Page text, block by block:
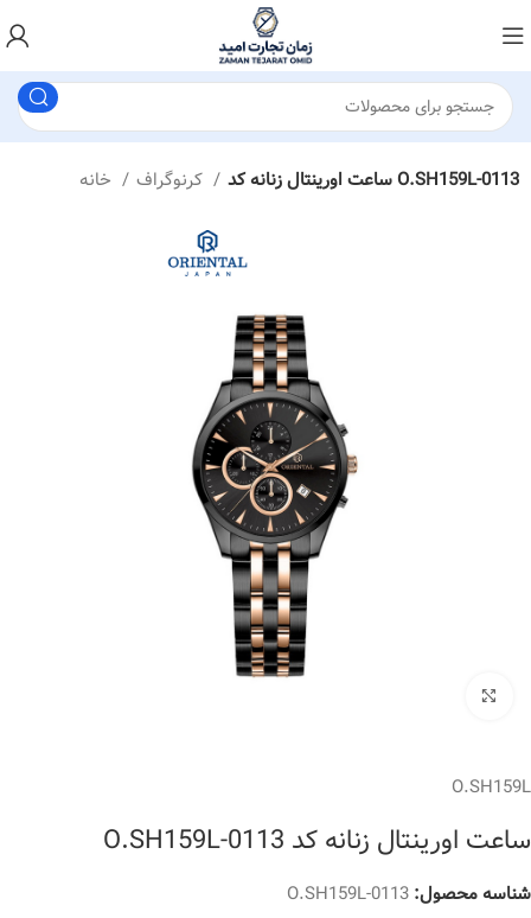
کرنوگراف ساعت اورینتال زنانه کد O.SH159L-0113
O.SH159L
ساعت اورینتال زنانه کد O.SH159L-0113
شناسه محصول:O.SH159L-0113